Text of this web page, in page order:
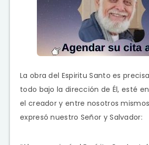
La obra del Espiritu Santo es
todo bajo la dirección de Él, esté
el creador y entre nosotros
expresó nuestro Señor y Salvador: